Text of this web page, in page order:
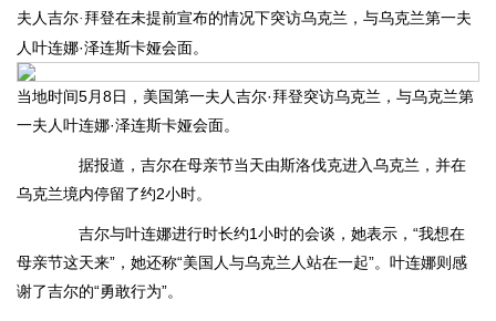
夫人吉尔· 拜登在未提前宣布的情况下突访乌克兰，与乌克兰第一夫
人叶连娜·泽连斯卡娅会面。
当地时间5月8日，美国第一夫人吉尔·拜登突访乌克兰，与乌克兰第
一夫人叶连娜·泽连斯卡娅会面。
据报道，吉尔在母亲节当天由斯洛伐克进入乌克兰，并在
乌克兰境内停留了约2小时。
吉尔与叶连娜进行时长约1小时的会谈，她表示，“我想在
母亲节这天来”，她还称“美国人与乌克兰人站在一起”。叶连娜则感
谢了吉尔的“勇敢行为”。